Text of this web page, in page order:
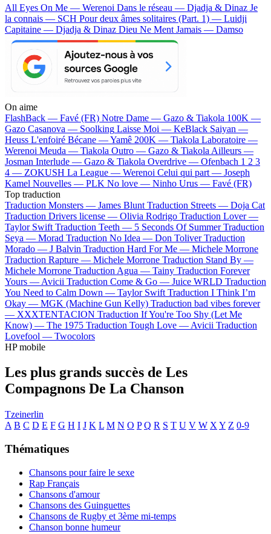
All Eyes On Me — Werenoi Dans le réseau — Djadja & Dinaz Je
la connais — SCH Pour deux âmes solitaires (Part. 1) — Luidji
Capitaine — Djadja & Dinaz Dieu Ne Ment Jamais — Damso
On aime
FlashBack — Favé (FR) Notre Dame — Gazo & Tiakola 100K —
Gazo Casanova — Soolking Laisse Moi — KeBlack Saiyan —
Heuss L'enfoiré Bécane —Yamê 200K — Tiakola Laboratoire —
Werenoi Meuda — Tiakola Outro — Gazo & Tiakola Ailleurs —
Josman Interlude — Gazo & Tiakola Overdrive — Ofenbach 1 2 3
4 — ZOKUSH La League — Werenoi Celui qui part — Joseph
Kamel Nouvelles — PLK No love — Ninho Urus — Favé (FR)
Top traduction
Traduction Monsters — James Blunt Traduction Streets — Doja Cat
Traduction Drivers license — Olivia Rodrigo Traduction Lover —
Taylor Swift Traduction Teeth — 5 Seconds Of Summer Traduction
Seya — Morad Traduction No Idea — Don Toliver Traduction
Morado — J Balvin Traduction Hard For Me — Michele Morrone
Traduction Rapture — Michele Morrone Traduction Stand By —
Michele Morrone Traduction Agua — Tainy Traduction Forever
Yours — Avicii Traduction Come & Go — Juice WRLD Traduction
You Need to Calm Down — Taylor Swift Traduction I Think I’m
Okay — MGK (Machine Gun Kelly) Traduction bad vibes forever
— XXXTENTACION Traduction If You're Too Shy (Let Me
Know) — The 1975 Traduction Tough Love — Avicii Traduction
Lovefool — Twocolors
HP mobile
Les plus grands succès de Les
Compagnons De La Chanson
Tzeinerlin
A B C D E F G H I J K L M N O P Q R S T U V W X Y Z 0-9
Thématiques
Chansons pour faire le sexe
Rap Français
Chansons d'amour
Chansons des Guinguettes
Chansons de Rugby et 3ème mi-temps
Chanson bonne humeur